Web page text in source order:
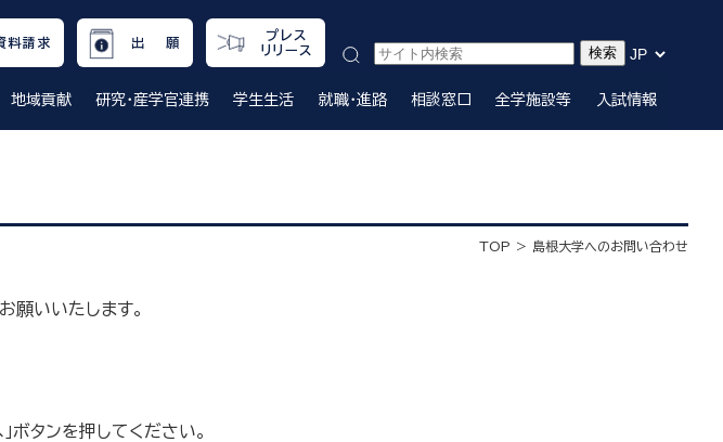
料請求 出 願
プレス
リリース
地域貢献 研究・産学官連携 学生生活 就職・進路 相談窓口 全学施設等 入試情報
TOP 島根大学へのお問い合わせ
願いいたします。
タンを押してください。